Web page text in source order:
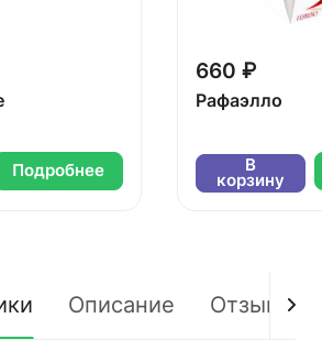
Подробнее
660 ₽
Рафаэлло
В
корзину
Описание Отзывы